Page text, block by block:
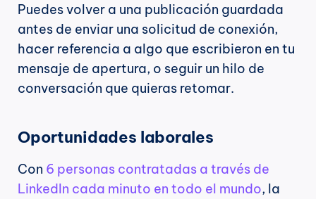
Puedes volver a una publicación guardada
antes de enviar una solicitud de conexión,
hacer referencia a algo que escribieron en tu
mensaje de apertura, o seguir un hilo de
conversación que quieras retomar.
Oportunidades laborales
Con 6 personas contratadas a través de
LinkedIn cada minuto en todo el mundo, la